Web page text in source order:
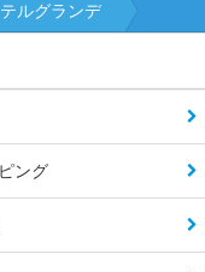
ルグランデ
ング